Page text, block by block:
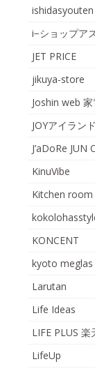
ishidasyouten
i−ショップア
JET PRICE
jikuya-store
Joshin web
JOYアイランド
J’aDoRe JUN
KinuVibe
Kitchen room
KONCENT
kyoto meglas
Larutan
Life Ideas
LIFE PLUS 楽
LifeUp